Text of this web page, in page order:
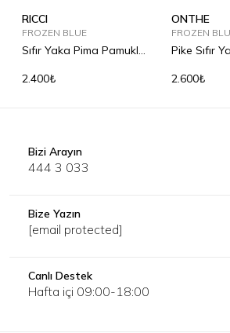
RICCI
FROZEN BLUE
Sıfır Yaka Pima Pamuklu
2.400₺
ONTHE
FROZEN
Pike Sıfır
2.600₺
Bizi Arayın
444 3 033
Bize Yazın
[email protected]
Canlı Destek
Hafta içi 09:00-18:00